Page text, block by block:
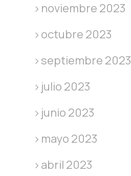
noviembre 2023
octubre 2023
septiembre 2023
julio 2023
junio 2023
mayo 2023
abril 2023